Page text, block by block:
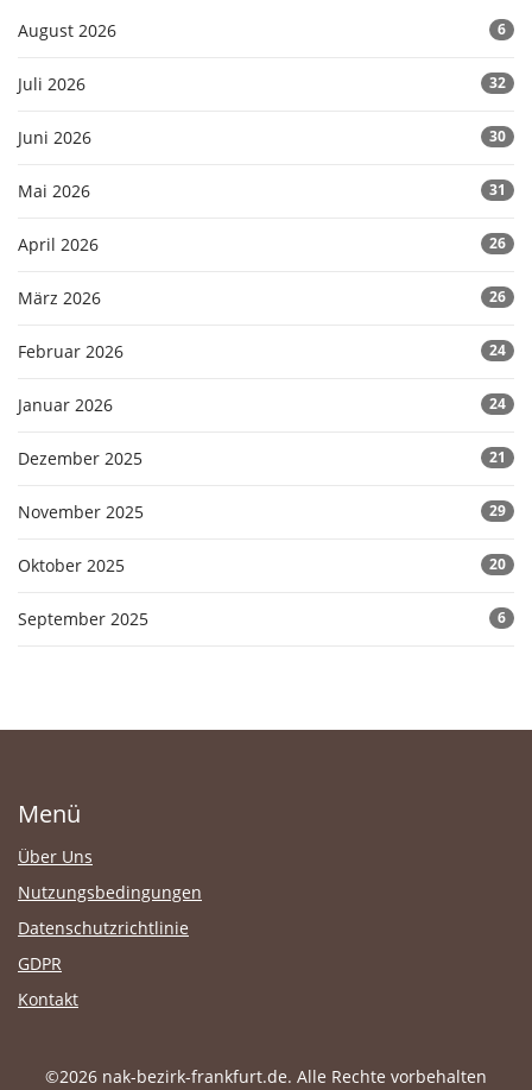
August 2026 6
Juli 2026 32
Juni 2026 30
Mai 2026 31
April 2026 26
März 2026 26
Februar 2026 24
Januar 2026 24
Dezember 2025 21
November 2025 29
Oktober 2025 20
September 2025 6
Menü
Über Uns
Nutzungsbedingungen
Datenschutzrichtlinie
GDPR
Kontakt
©2026 nak-bezirk-frankfurt.de. Alle Rechte vorbehalten